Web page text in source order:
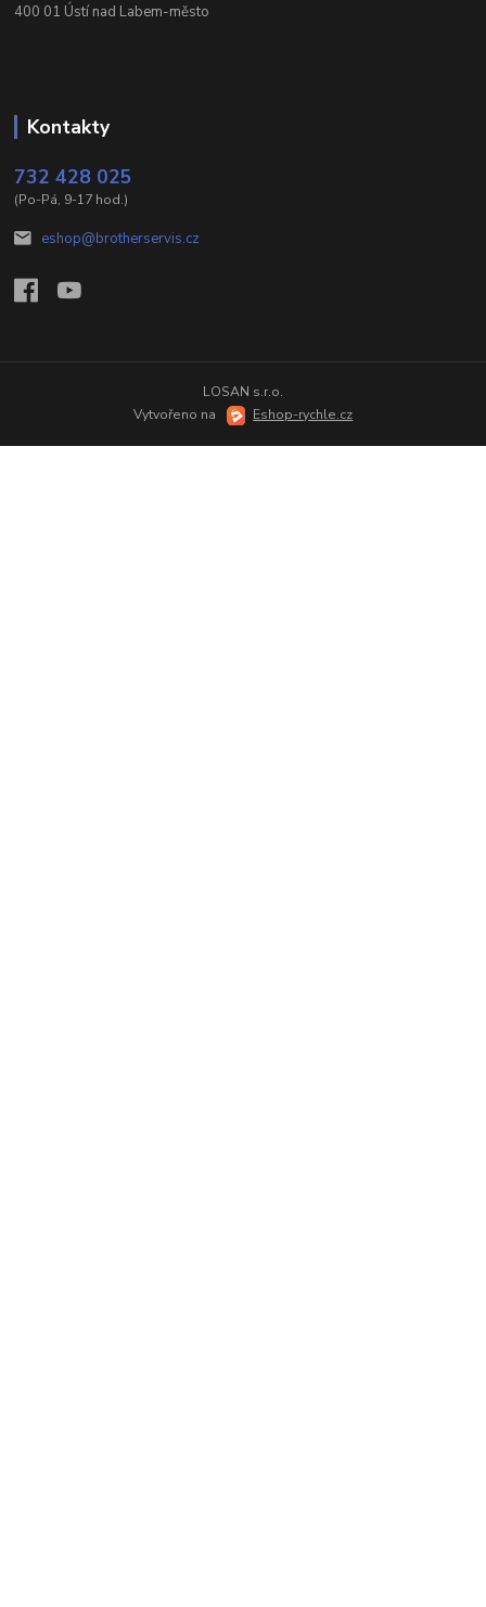
400 01 Ústí nad Labem-město
Kontakty
732 428 025
(Po-Pá, 9-17 hod.)
eshop@brotherservis.cz
LOSAN s.r.o.
Vytvořeno na
Eshop-rychle.cz